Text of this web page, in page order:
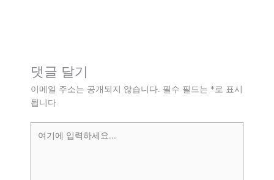
댓글 달기
이메일 주소는 공개되지 않습니다. 필수 필드는 *로 표시
됩니다